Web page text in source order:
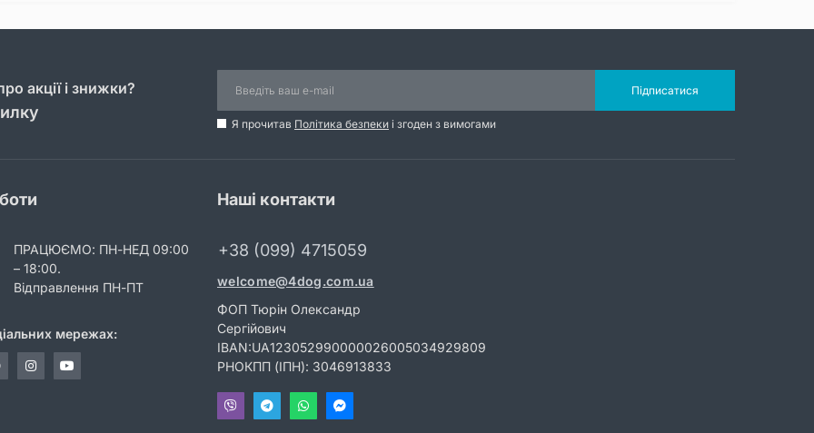
акції і знижки? Підписатися
Я прочитав Політика безпеки і згоден з вимогами
ПРАЦЮЄМО: ПН-НЕД 09:00
– 18:00.
Відправлення ПН-ПТ
мережах:
Наші контакти
+38 (099) 4715059
welcome@4dog.com.ua
ФОП Тюрін Олександр
Сергійович
IBAN:UA123052990000026005034929809
РНОКПП (ІПН): 3046913833